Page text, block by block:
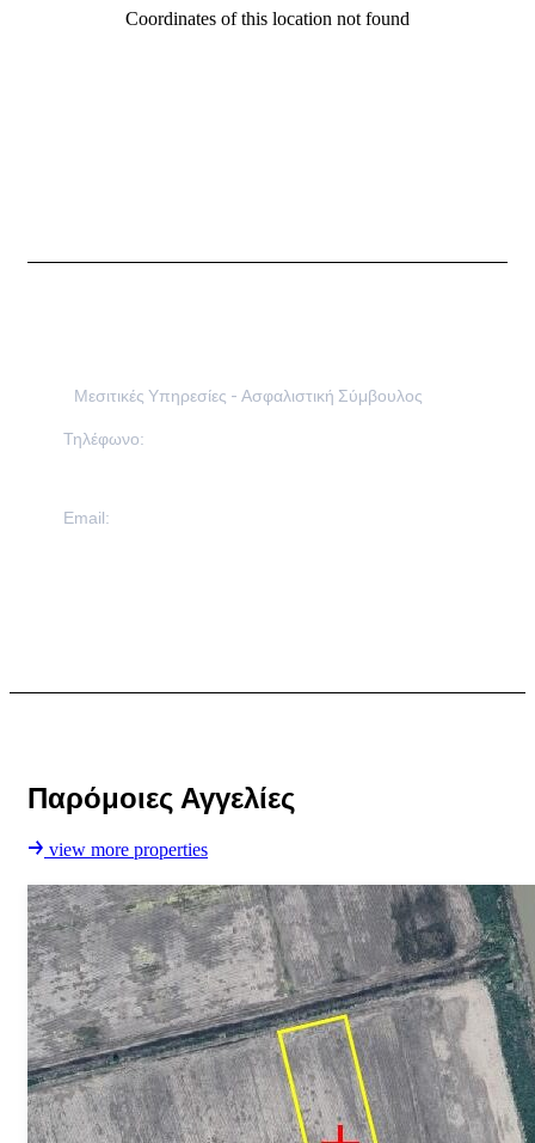
Coordinates of this location not found
Μεσιτικές Υπηρεσίες - Ασφαλιστική Σύμβουλος
Τηλέφωνο:
Email:
Παρόμοιες Αγγελίες
view more properties